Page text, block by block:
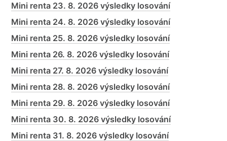
Mini renta 23. 8. 2026 výsledky losování
Mini renta 24. 8. 2026 výsledky losování
Mini renta 25. 8. 2026 výsledky losování
Mini renta 26. 8. 2026 výsledky losování
Mini renta 27. 8. 2026 výsledky losování
Mini renta 28. 8. 2026 výsledky losování
Mini renta 29. 8. 2026 výsledky losování
Mini renta 30. 8. 2026 výsledky losování
Mini renta 31. 8. 2026 výsledky losování